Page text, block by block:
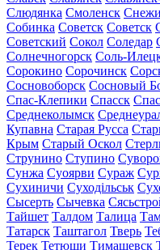
Слюдянка Смоленск
Собинка Советск Советск
Советский Сокол Соледар
Солнечногорск Соль-
Сорокино Сорочинск
Сосновоборск Сосновый
Спас-Клепики Спасск
Среднеколымск
Купавна Старая Русса
Крым Старый Оскол
Струнино Ступино
Сунжа Суоярви Сураж
Сухиничи Суходільськ
Сысерть Сычевка
Тайшет Талдом Талица
Татарск Таштагол Тверь
Терек Тетюши Тимашевск